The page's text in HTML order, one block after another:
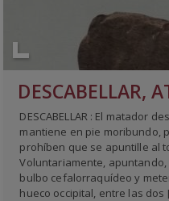
DESCABELLAR : El matador
mantiene en pie moribundo,
prohíben que se apuntille al
Voluntariamente,
bulbo cefalorraquídeo y
hueco occipital, entre las dos